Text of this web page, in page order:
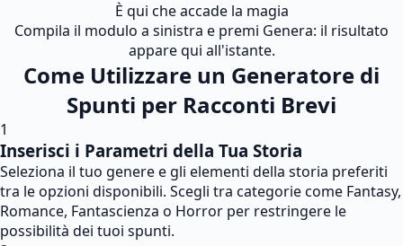
È qui che accade la magia
Compila il modulo a sinistra e premi Genera: il risultato
appare qui all'istante.
Come Utilizzare un Generatore di
Spunti per Racconti Brevi
1
Inserisci i Parametri della Tua Storia
Seleziona il tuo genere e gli elementi della storia preferiti
tra le opzioni disponibili. Scegli tra categorie come Fantasy,
Romance, Fantascienza o Horror per restringere le
possibilità dei tuoi spunti.